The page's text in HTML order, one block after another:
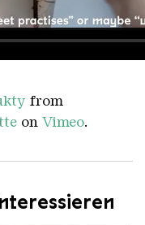
from
on Vimeo.